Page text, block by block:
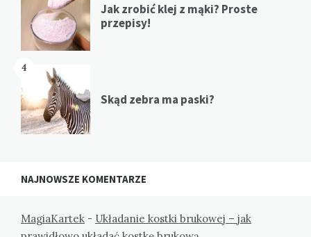
Jak zrobić klej z mąki? Proste
przepisy!
4
Skąd zebra ma paski?
NAJNOWSZE KOMENTARZE
MagiaKartek - Układanie kostki brukowej – jak